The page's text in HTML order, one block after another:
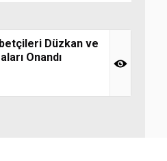
Düzkan ve
Onandı